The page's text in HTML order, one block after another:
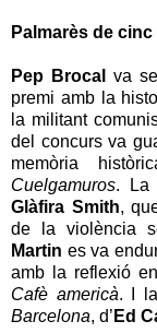
Palmarès de
Pep Brocal
va
premi amb la
la militant
del concurs va
memòria
Cuelgamuros. La
Glàfira Smith,
de la violència
Martin es va
amb la reflexió
Cafè americà. I
Barcelona, d’ Ed